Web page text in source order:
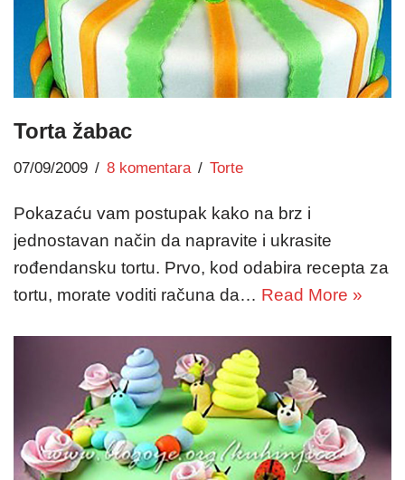
Torta žabac
07/09/2009 8 komentara Torte
Pokazaću vam postupak kako na brz i
jednostavan način da napravite i ukrasite
rođendansku tortu. Prvo, kod odabira recepta za
tortu, morate voditi računa da… Read More »